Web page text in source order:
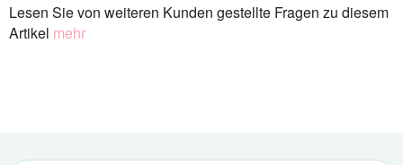
Lesen Sie von weiteren Kunden gestellte Fragen zu diesem
Artikel mehr